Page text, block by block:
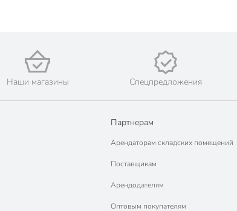
Наши магазины Спецпредложения
Партнерам
Арендаторам складских помещений
Поставщикам
Арендодателям
Оптовым покупателям